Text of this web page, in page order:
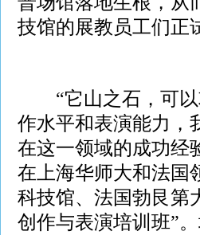
技馆的展教员工们正
“它山之石，可以
作水平和表演能力，
在这一领域的成功经
在上海华师大和法国
科技馆、法国勃艮第
创作与表演培训班”